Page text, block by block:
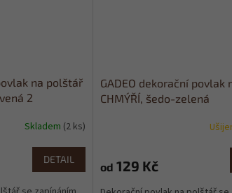
na polštář
2
Skladem (2 ks)
DETAIL
GADEO dekorační povlak
CHMÝŘÍ, šedo-zelená
od 129 Kč